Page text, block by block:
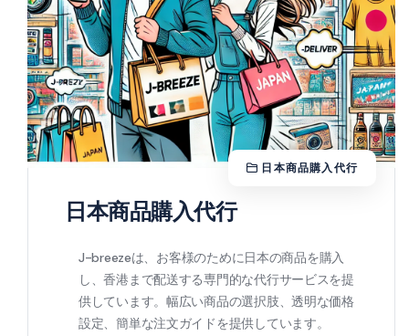
日本商品購入代行
J-breezeは、お客様のために日本の商品を購入
し、香港まで配送する専門的な代行サービスを提
供しています。幅広い商品の選択肢、透明な価格
設定、簡単な注文ガイドを提供しています。
日本商品購入代行